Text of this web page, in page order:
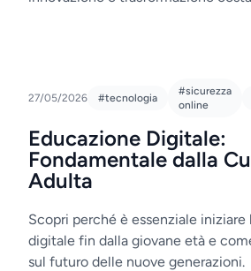
27/05/2026 #tecnologia
#sicurezza
online
Educazione Digitale:
Fondamentale dalla
Adulta
Scopri perché è essenziale
digitale fin dalla giovane età e
sul futuro delle nuove generazioni.